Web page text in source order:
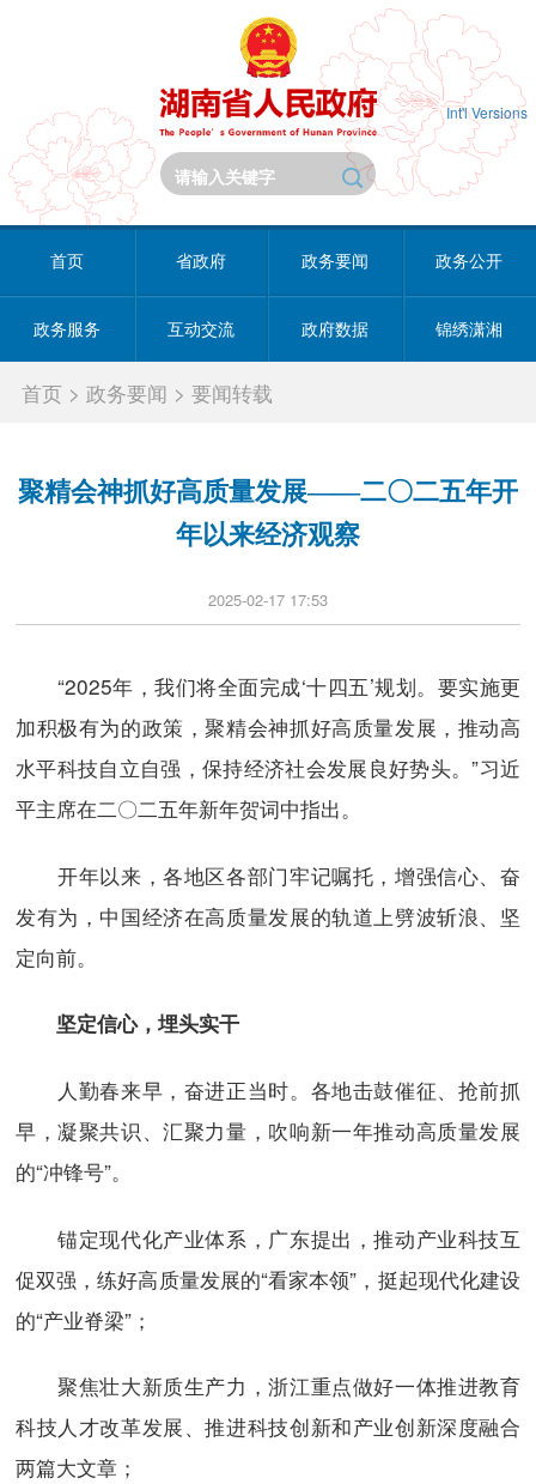
Int'l Versions
首页 省政府 政务要闻 政务公开
政务服务 互动交流 政府数据 锦绣潇湘
首页 >政务要闻 >要闻转载
聚精会神抓好高质量发展——二〇二五年开
年以来经济观察
2025-02-17 17:53
“2025年，我们将全面完成‘十四五’规划。要实施更
加积极有为的政策，聚精会神抓好高质量发展，推动高
水平科技自立自强，保持经济社会发展良好势头。”习近
平主席在二〇二五年新年贺词中指出。
开年以来，各地区各部门牢记嘱托，增强信心、奋
发有为，中国经济在高质量发展的轨道上劈波斩浪、坚
定向前。
坚定信心，埋头实干
人勤春来早，奋进正当时。各地击鼓催征、抢前抓
早，凝聚共识、汇聚力量，吹响新一年推动高质量发展
的“冲锋号”。
锚定现代化产业体系，广东提出，推动产业科技互
促双强，练好高质量发展的“看家本领”，挺起现代化建设
的“产业脊梁”；
聚焦壮大新质生产力，浙江重点做好一体推进教育
科技人才改革发展、推进科技创新和产业创新深度融合
两篇大文章；